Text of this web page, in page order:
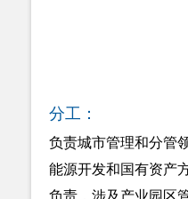
分工：
负责城市管理和分管
能源开发和国有资产
负责，涉及产业园区